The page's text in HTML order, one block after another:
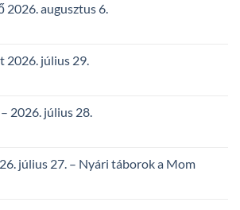
2026. augusztus 6.
2026. július 29.
2026. július 28.
július 27. – Nyári táborok a Mom